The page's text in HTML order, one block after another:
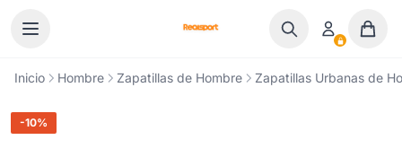
Inicio Hombre Zapatillas de Hombre Zapatillas Urbanas de
-10%